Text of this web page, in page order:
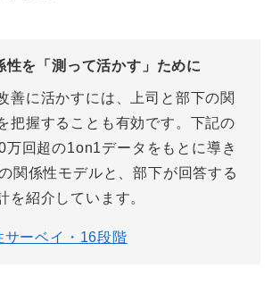
を「測って活かす」ために
善に活かすには、上司と部下の関
把握することも有効です。下記の
万回超の1on1データをもとに導き
関係性モデルと、部下が回答する
を紹介しています。
サーベイ・16段階